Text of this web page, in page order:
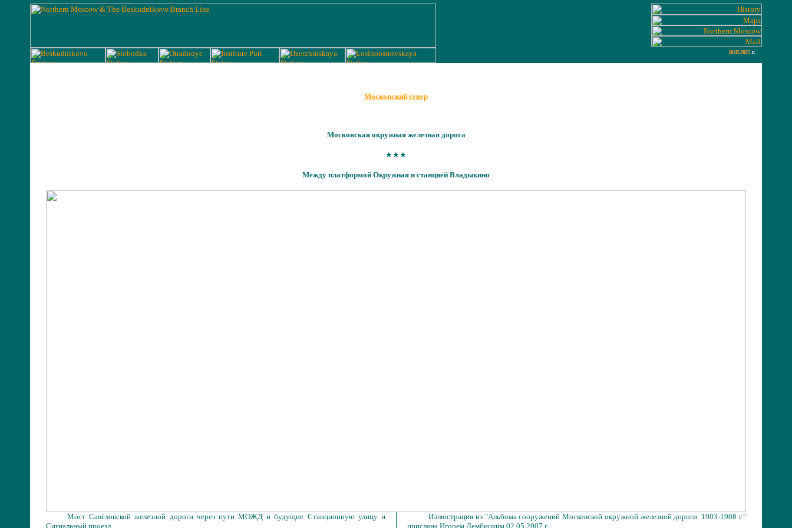
18.05.2025 г.
Московский север
Московская окружная железная дорога
★★★
Между платформой Окружная и станцией Владыкино
Мост Савёловской железной дороги через пути МОЖД и будущие Станционную улицу и
Сигнальный проезд.
Иллюстрация из "Альбома сооружений Московской окружной железной дороги. 1903-1908 г."
прислана Игорем Дембицким 02.05.2007 г.